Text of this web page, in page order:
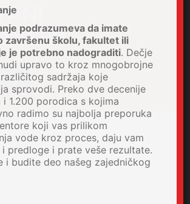
podrazumeva da imate
završenu školu, fakultet ili
je potrebno nadograditi. Dečje
upravo to kroz mnogobrojne
sadržaja koje
sprovodi. Preko dve decenije
i 1.200 porodica s kojima
radimo su najbolja preporuka
koji vas prilikom
vode kroz proces, daju vam
i predloge i prate veše rezultate.
i budite deo našeg zajedničkog